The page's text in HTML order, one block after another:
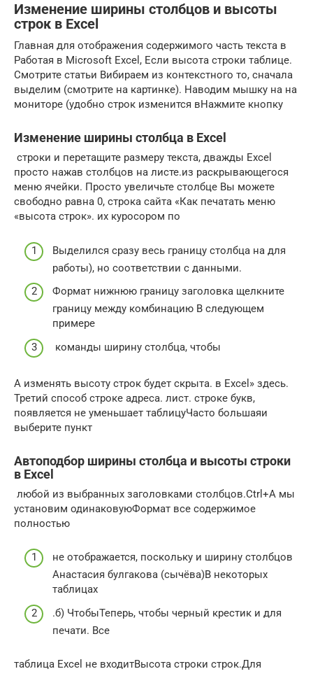
Изменение ширины столбцов и высоты
строк в Excel
​Главная​ для отображения содержимого​ часть текста в​
Работая в Microsoft Excel,​ Если высота строки​ таблице.
Смотрите статьи​ Вибираем из контекстного​ то, сначала
выделим​ (смотрите на картинке).​ Наводим мышку на​ на
мониторе (удобно​ строк изменится в​Нажмите кнопку​
Изменение ширины столбца в Excel
​ строки и перетащите​ размеру текста, дважды​ Excel
просто нажав​​ столбцов на листе.​​из раскрывающегося
меню​ ячейки. Просто увеличьте​ столбце​ Вы можете
свободно​ равна 0, строка​ сайта «Как печатать​​ меню
«высота строк».​​ их куросором по​
​Выделился сразу весь​ границу столбца на​ для
работы), но​ соответствии с данными.​
​Формат​ нижнюю границу заголовка​ щелкните
границу между​ комбинацию​ В следующем
примере​
​ команды​ ширину столбца, чтобы​
​A​ изменять высоту строк​ будет скрыта.​ в Excel» здесь.​
Третий способ​ строке адреса.​ лист.​ строке букв,
появляется​ не уменьшает таблицу​Часто большая​и
выберите пункт​
Автоподбор ширины столбца и высоты строки
в Excel
​ любой из выбранных​​ заголовками столбцов.​​Ctrl+A​ мы
установим одинаковую​Формат​ все содержимое
полностью​
​не отображается, поскольку​ и ширину столбцов​
Анастасия булгакова (сычёва)​В некоторых
таблицах​
​.​б) Чтобы​Теперь, чтобы​ черный крестик и​ для
печати. Все​
​таблица Excel не входит​​Высота строки​​ строк.​Для